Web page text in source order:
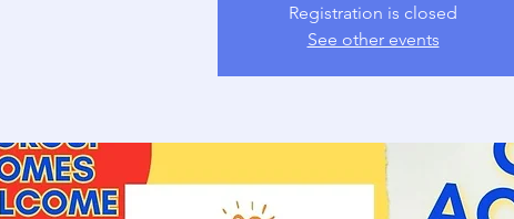
Registration is closed
See other events